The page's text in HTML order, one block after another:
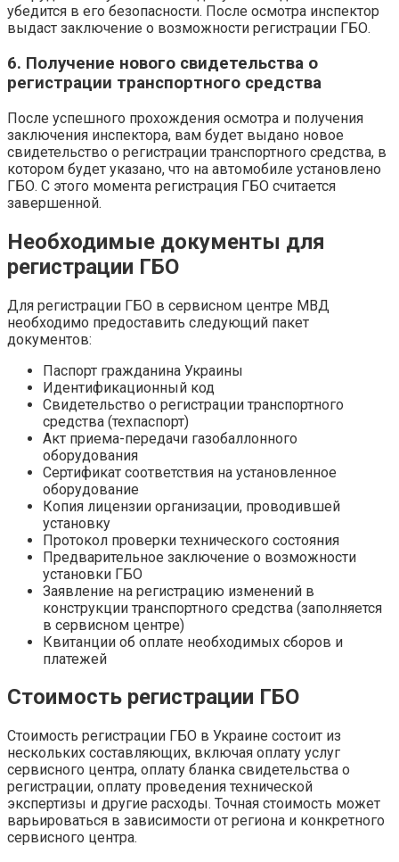
убедится в его безопасности. После осмотра инспектор
выдаст заключение о возможности регистрации ГБО.
6. Получение нового свидетельства о
регистрации транспортного средства
После успешного прохождения осмотра и получения
заключения инспектора, вам будет выдано новое
свидетельство о регистрации транспортного средства, в
котором будет указано, что на автомобиле установлено
ГБО. С этого момента регистрация ГБО считается
завершенной.
Необходимые документы для
регистрации ГБО
Для регистрации ГБО в сервисном центре МВД
необходимо предоставить следующий пакет
документов:
Паспорт гражданина Украины
Идентификационный код
Свидетельство о регистрации транспортного
средства (техпаспорт)
Акт приема-передачи газобаллонного
оборудования
Сертификат соответствия на установленное
оборудование
Копия лицензии организации, проводившей
установку
Протокол проверки технического состояния
Предварительное заключение о возможности
установки ГБО
Заявление на регистрацию изменений в
конструкции транспортного средства (заполняется
в сервисном центре)
Квитанции об оплате необходимых сборов и
платежей
Стоимость регистрации ГБО
Стоимость регистрации ГБО в Украине состоит из
нескольких составляющих, включая оплату услуг
сервисного центра, оплату бланка свидетельства о
регистрации, оплату проведения технической
экспертизы и другие расходы. Точная стоимость может
варьироваться в зависимости от региона и конкретного
сервисного центра.